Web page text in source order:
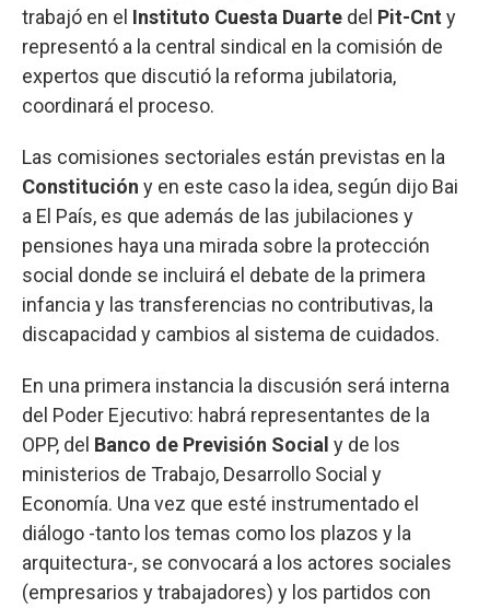
trabajó en el Instituto Cuesta Duarte del Pit-Cnt y
representó a la central sindical en la comisión de
expertos que discutió la reforma jubilatoria,
coordinará el proceso.
Las comisiones sectoriales están previstas en la
Constitución y en este caso la idea, según dijo Bai
a El País, es que además de las jubilaciones y
pensiones haya una mirada sobre la protección
social donde se incluirá el debate de la primera
infancia y las transferencias no contributivas, la
discapacidad y cambios al sistema de cuidados.
En una primera instancia la discusión será interna
del Poder Ejecutivo: habrá representantes de la
OPP, del Banco de Previsión Social y de los
ministerios de Trabajo, Desarrollo Social y
Economía. Una vez que esté instrumentado el
diálogo -tanto los temas como los plazos y la
arquitectura-, se convocará a los actores sociales
(empresarios y trabajadores) y los partidos con